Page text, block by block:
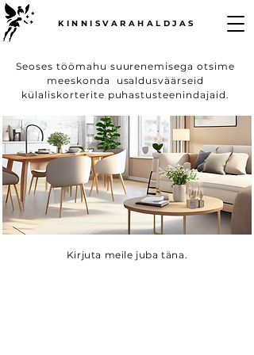
KINNISVARAHALDJAS
Seoses töömahu suurenemisega otsime
meeskonda usaldusväärseid
külaliskorterite puhastusteenindajaid.
Kirjuta meile juba täna.